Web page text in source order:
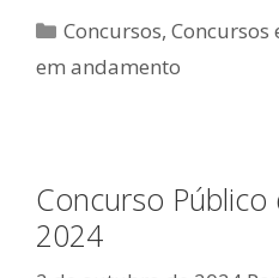
Categorias
Concursos,Concursos
em andamento
Concurso Público
2024